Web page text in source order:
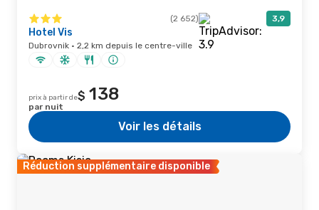
(2 652) 3,9
Hotel Vis
Dubrovnik · 2,2 km depuis le centre-ville
prix à partir de$ 138
par nuit
Voir les détails
Réduction supplémentaire disponible